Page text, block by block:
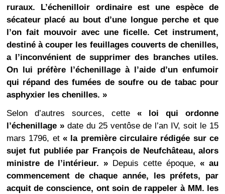
ruraux. L’échenilloir ordinaire est une espèce de
sécateur placé au bout d’une longue perche et que
l’on fait mouvoir avec une ficelle. Cet instrument,
destiné à couper les feuillages couverts de chenilles,
a l’inconvénient de supprimer des branches utiles.
On lui préfère l’échenillage à l’aide d’un enfumoir
qui répand des fumées de soufre ou de tabac pour
asphyxier les chenilles. »
Selon d’autres sources, cette« loi qui ordonne
l’échenillage » date du 25 ventôse de l’an IV, soit le 15
mars 1796, et « la première circulaire rédigée sur ce
sujet fut publiée par François de Neufchâteau, alors
ministre de l’intérieur. » Depuis cette époque,« au
commencement de chaque année, les préfets, par
acquit de conscience, ont soin de rappeler à MM. les